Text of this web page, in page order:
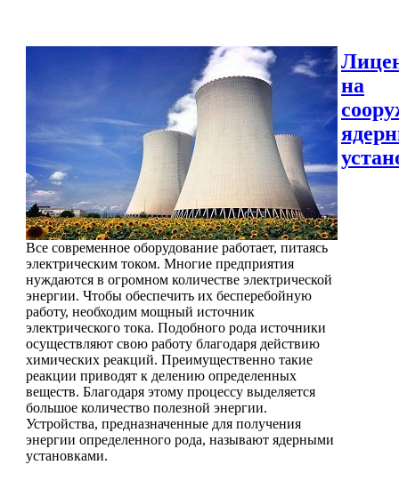
Все современное оборудование работает, питаясь
электрическим током. Многие предприятия
нуждаются в огромном количестве электрической
энергии. Чтобы обеспечить их бесперебойную
работу, необходим мощный источник
электрического тока. Подобного рода источники
осуществляют свою работу благодаря действию
химических реакций. Преимущественно такие
реакции приводят к делению определенных
веществ. Благодаря этому процессу выделяется
большое количество полезной энергии.
Устройства, предназначенные для получения
энергии определенного рода, называют ядерными
установками.
на